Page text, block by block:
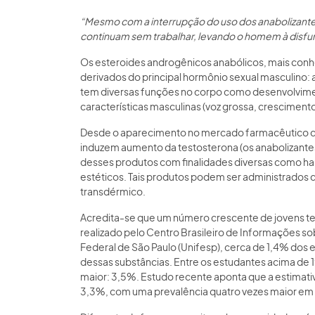
“Mesmo com a interrupção do uso dos
continuam sem trabalhar, levando o homem à
Os esteroides androgênicos anabólicos, mais
derivados do principal hormônio sexual
tem diversas funções no corpo como
características masculinas (voz grossa,
Desde o aparecimento no mercado farmacêutico
induzem aumento da testosterona (os
desses produtos com finalidades diversas como
estéticos. Tais produtos podem ser administrados
transdérmico.
Acredita-se que um número crescente de jovens
realizado pelo Centro Brasileiro de Informações
Federal de São Paulo (Unifesp), cerca de 1,4%
dessas substâncias. Entre os estudantes acima de
maior: 3,5%. Estudo recente aponta que a
3,3%, com uma prevalência quatro vezes maior